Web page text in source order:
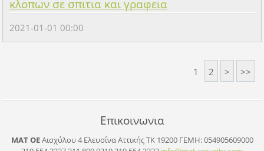
κλοπων σε σπιτια και γραφεια
2021-01-01 00:00
1 2 > >>
Επικοινωνια
ΜΑΤ ΟΕΑισχύλου 4 Ελευσίνα Αττικής ΤΚ 19200ΓΕΜΗ: 054905609000